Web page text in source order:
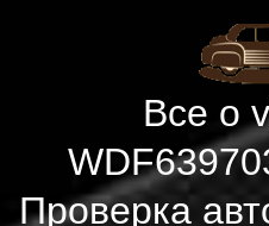
Все о
Проверка